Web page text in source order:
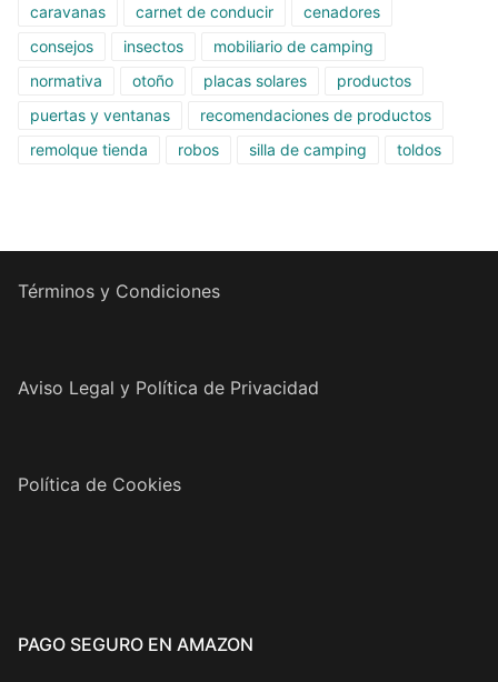
caravanas
carnet de conducir
cenadores
consejos
insectos
mobiliario de camping
normativa
otoño placas solares
productos
puertas y ventanas
recomendaciones de productos
remolque tienda
robos silla de camping toldos
Términos y Condiciones
Aviso Legal y Política de Privacidad
Política de Cookies
PAGO SEGURO EN AMAZON